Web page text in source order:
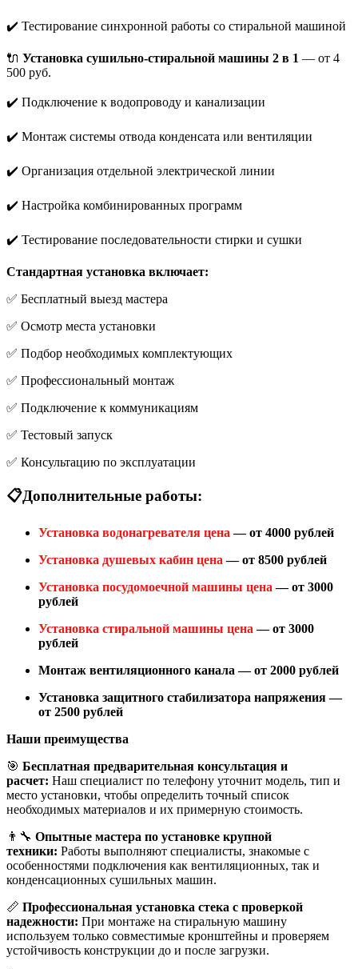
✔️ Тестирование синхронной работы со стиральной машиной
🔌 Установка сушильно-стиральной машины 2 в 1 — от 4
500 руб.
✔️ Подключение к водопроводу и канализации
✔️ Монтаж системы отвода конденсата или вентиляции
✔️ Организация отдельной электрической линии
✔️ Настройка комбинированных программ
✔️ Тестирование последовательности стирки и сушки
Стандартная установка включает:
✅ Бесплатный выезд мастера
✅ Осмотр места установки
✅ Подбор необходимых комплектующих
✅ Профессиональный монтаж
✅ Подключение к коммуникациям
✅ Тестовый запуск
✅ Консультацию по эксплуатации
📋Дополнительные работы:
Установка водонагревателя цена — от 4000 рублей
Установка душевых кабин цена — от 8500 рублей
Установка посудомоечной машины цена — от 3000
рублей
Установка стиральной машины цена — от 3000
рублей
Монтаж вентиляционного канала — от 2000 рублей
Установка защитного стабилизатора напряжения —
от 2500 рублей
Наши преимущества
🎯 Бесплатная предварительная консультация и
расчет: Наш специалист по телефону уточнит модель, тип и
место установки, чтобы определить точный список
необходимых материалов и их примерную стоимость.
👨‍🔧 Опытные мастера по установке крупной
техники: Работы выполняют специалисты, знакомые с
особенностями подключения как вентиляционных, так и
конденсационных сушильных машин.
📏 Профессиональная установка стека с проверкой
надежности: При монтаже на стиральную машину
используем только совместимые кронштейны и проверяем
устойчивость конструкции до и после загрузки.